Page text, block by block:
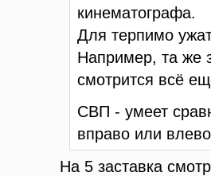
кинематографа.
Для терпимо
Например, та же
смотрится всё
СВП - умеет
вправо или
На 5 заставка